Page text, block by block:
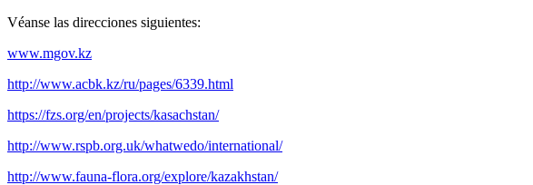
Véanse las direcciones siguientes:
www.mgov.kz
http://www.acbk.kz/ru/pages/6339.html
https://fzs.org/en/projects/kasachstan/
http://www.rspb.org.uk/whatwedo/international/
http://www.fauna-flora.org/explore/kazakhstan/